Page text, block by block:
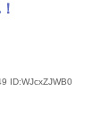
ID:WJcxZJWB0